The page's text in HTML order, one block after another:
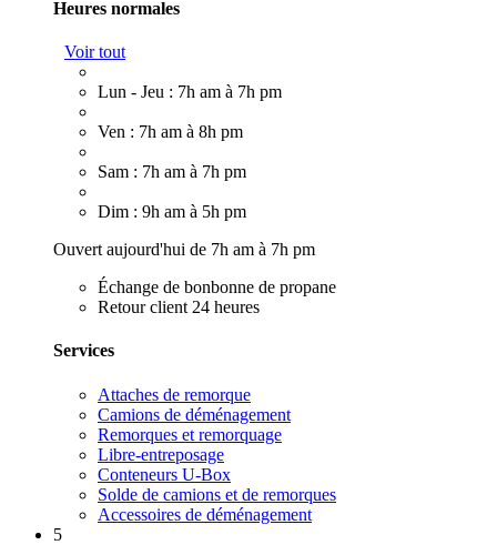
Heures normales
Voir tout
Lun - Jeu : 7h am à 7h pm
Ven : 7h am à 8h pm
Sam : 7h am à 7h pm
Dim : 9h am à 5h pm
Ouvert aujourd'hui de 7h am à 7h pm
Échange de bonbonne de propane
Retour client 24 heures
Services
Attaches de remorque
Camions de déménagement
Remorques et remorquage
Libre-entreposage
Conteneurs U-Box
Solde de camions et de remorques
Accessoires de déménagement
5